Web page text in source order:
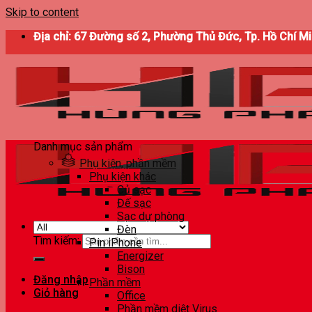
Skip to content
Địa chỉ: 67 Đường số 2, Phường Thủ Đức, Tp. Hồ Chí
Tìm kiếm:
Đăng nhập
Giỏ hàng
Danh mục sản phẩm
Phụ kiện, phần mềm
Phụ kiện khác
Củ sạc
Đế sạc
Sạc dự phòng
Đèn
Pin iPhone
Energizer
Bison
Phần mềm
Office
Phần mềm diệt Virus